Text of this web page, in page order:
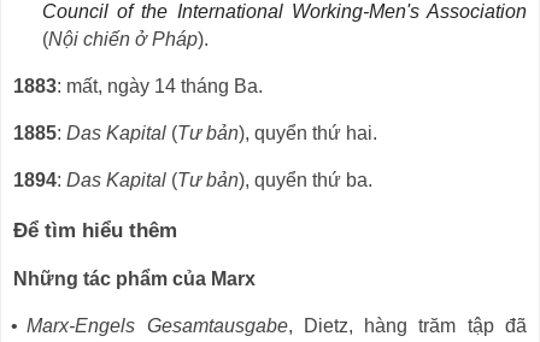
Council of the International Working-Men's Association
(Nội chiến ở Pháp).
1883: mất, ngày 14 tháng Ba.
1885: Das Kapital (Tư bản), quyển thứ hai.
1894: Das Kapital (Tư bản), quyển thứ ba.
Để tìm hiểu thêm
Những tác phẩm của Marx
• Marx-Engels Gesamtausgabe, Dietz, hàng trăm tập đã